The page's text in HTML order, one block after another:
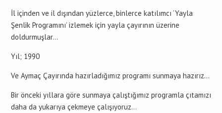
İl içinden ve il dışından yüzlerce, binlerce katılımcı ‘Yayla
Şenlik Programını’ izlemek için yayla çayırının üzerine
doldurmuşlar…
Yıl; 1990
Ve Aymaç Çayırında hazırladığımız programı sunmaya hazırız…
Bir önceki yıllara göre sunmaya çalıştığımız programla çıtamızı
daha da yukarıya çekmeye çalışıyoruz…